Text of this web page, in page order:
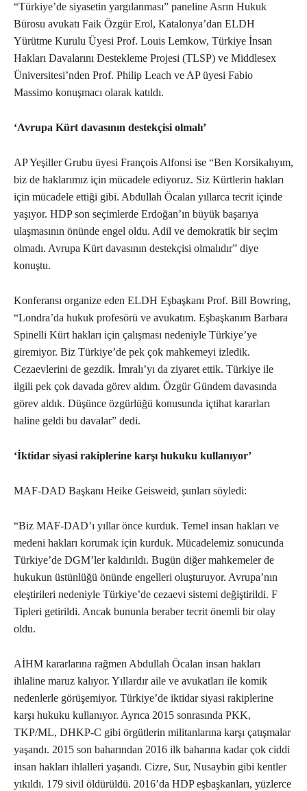
“Türkiye’de siyasetin yargılanması” paneline Asrın Hukuk
Bürosu avukatı Faik Özgür Erol, Katalonya’dan ELDH
Yürütme Kurulu Üyesi Prof. Louis Lemkow, Türkiye İnsan
Hakları Davalarını Destekleme Projesi (TLSP) ve Middlesex
Üniversitesi’nden Prof. Philip Leach ve AP üyesi Fabio
Massimo konuşmacı olarak katıldı.
‘Avrupa Kürt davasının destekçisi olmalı’
AP Yeşiller Grubu üyesi François Alfonsi ise “Ben Korsikalıyım,
biz de haklarımız için mücadele ediyoruz. Siz Kürtlerin hakları
için mücadele ettiği gibi. Abdullah Öcalan yıllarca tecrit içinde
yaşıyor. HDP son seçimlerde Erdoğan’ın büyük başarıya
ulaşmasının önünde engel oldu. Adil ve demokratik bir seçim
olmadı. Avrupa Kürt davasının destekçisi olmalıdır” diye
konuştu.
Konferansı organize eden ELDH Eşbaşkanı Prof. Bill Bowring,
“Londra’da hukuk profesörü ve avukatım. Eşbaşkanım Barbara
Spinelli Kürt hakları için çalışması nedeniyle Türkiye’ye
giremiyor. Biz Türkiye’de pek çok mahkemeyi izledik.
Cezaevlerini de gezdik. İmralı’yı da ziyaret ettik. Türkiye ile
ilgili pek çok davada görev aldım. Özgür Gündem davasında
görev aldık. Düşünce özgürlüğü konusunda içtihat kararları
haline geldi bu davalar” dedi.
‘İktidar siyasi rakiplerine karşı hukuku kullanıyor’
MAF-DAD Başkanı Heike Geisweid, şunları söyledi:
“Biz MAF-DAD’ı yıllar önce kurduk. Temel insan hakları ve
medeni hakları korumak için kurduk. Mücadelemiz sonucunda
Türkiye’de DGM’ler kaldırıldı. Bugün diğer mahkemeler de
hukukun üstünlüğü önünde engelleri oluşturuyor. Avrupa’nın
eleştirileri nedeniyle Türkiye’de cezaevi sistemi değiştirildi. F
Tipleri getirildi. Ancak bununla beraber tecrit önemli bir olay
oldu.
AİHM kararlarına rağmen Abdullah Öcalan insan hakları
ihlaline maruz kalıyor. Yıllardır aile ve avukatları ile komik
nedenlerle görüşemiyor. Türkiye’de iktidar siyasi rakiplerine
karşı hukuku kullanıyor. Ayrıca 2015 sonrasında PKK,
TKP/ML, DHKP-C gibi örgütlerin militanlarına karşı çatışmalar
yaşandı. 2015 son baharından 2016 ilk baharına kadar çok ciddi
insan hakları ihlalleri yaşandı. Cizre, Sur, Nusaybin gibi kentler
yıkıldı. 179 sivil öldürüldü. 2016’da HDP eşbaşkanları, yüzlerce